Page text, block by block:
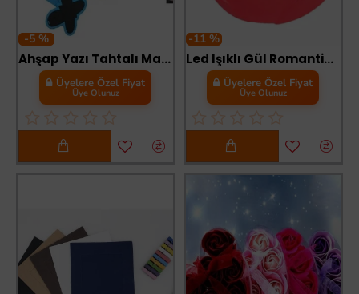
-5 %
Ahşap Yazı Tahtalı Mandal Seti
Üyelere Özel Fiyat
Üye Olunuz
-11 %
Led Işıklı Gül Romantik Gül
Üyelere Özel Fiyat
Üye Olunuz